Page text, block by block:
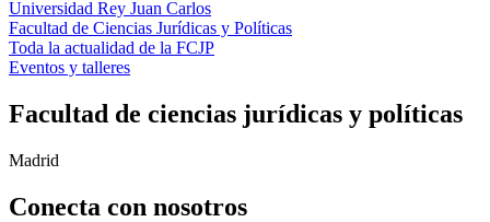
Universidad Rey Juan Carlos
Facultad de Ciencias Jurídicas y Políticas
Toda la actualidad de la FCJP
Eventos y talleres
Facultad de ciencias jurídicas y políticas
Madrid
Conecta con nosotros